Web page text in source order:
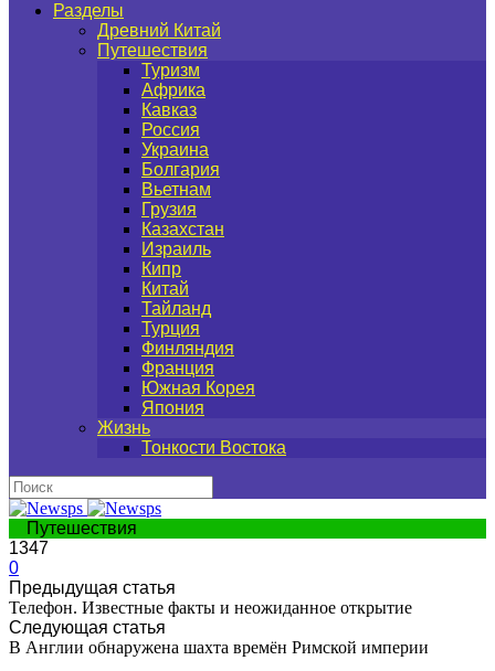
Разделы
Древний Китай
Путешествия
Туризм
Африка
Кавказ
Россия
Украина
Болгария
Вьетнам
Грузия
Казахстан
Израиль
Кипр
Китай
Тайланд
Турция
Финляндия
Франция
Южная Корея
Япония
Жизнь
Тонкости Востока
Путешествия
1347
0
Предыдущая статья
Телефон. Известные факты и неожиданное открытие
Следующая статья
В Англии обнаружена шахта времён Римской империи